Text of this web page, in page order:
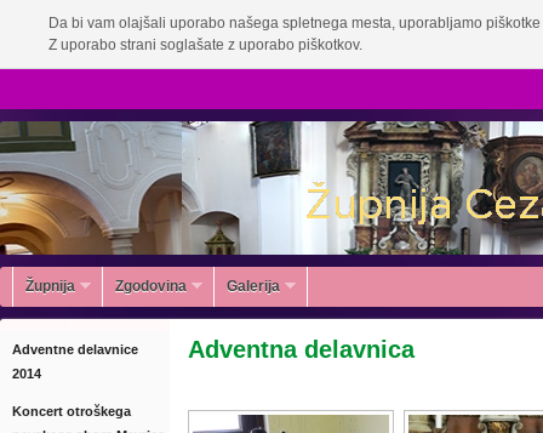
Da bi vam olajšali uporabo našega spletnega mesta, uporabljamo
Z uporabo strani soglašate z uporabo piškotkov.
Župnija Zgodovina Galerija
Adventne delavnice
2014
Koncert otroškega
Adventna delavnica